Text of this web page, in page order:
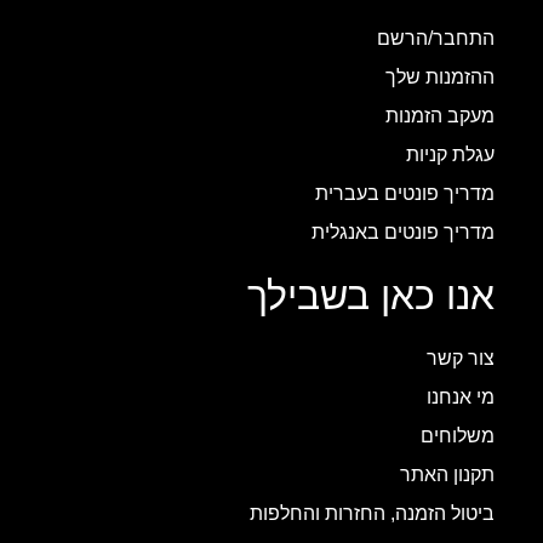
התחבר/הרשם
ההזמנות שלך
מעקב הזמנות
עגלת קניות
מדריך פונטים בעברית
מדריך פונטים באנגלית
אנו כאן בשבילך
צור קשר
מי אנחנו
משלוחים
תקנון האתר
ביטול הזמנה, החזרות והחלפות